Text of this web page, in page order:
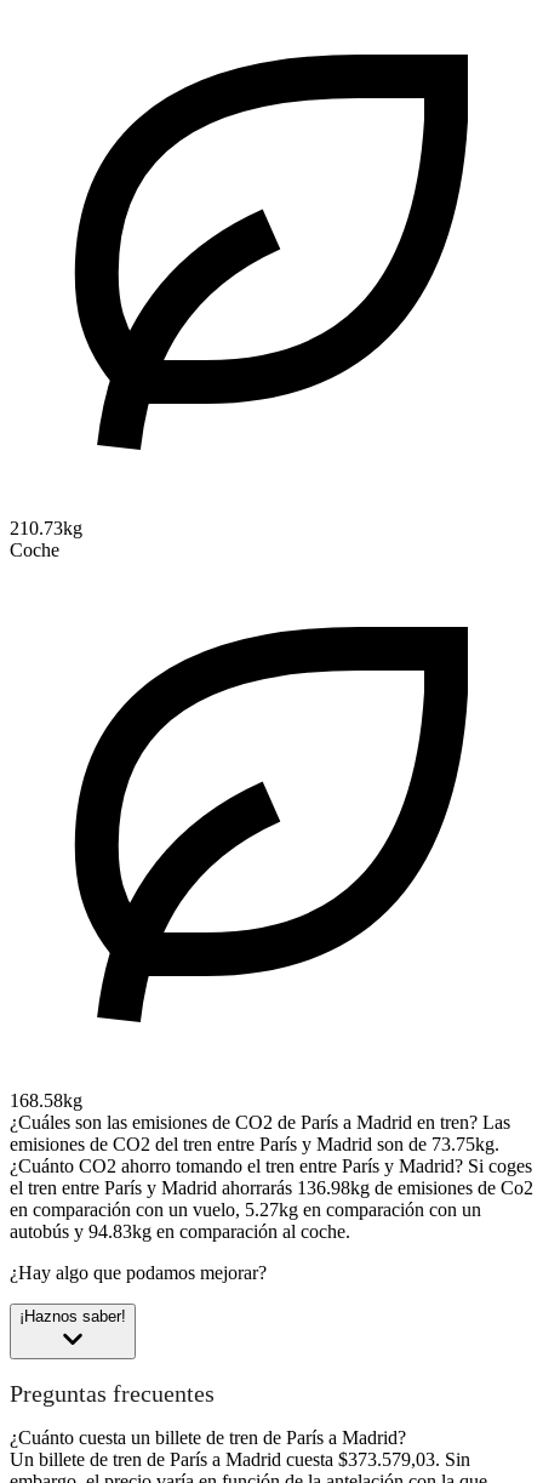
210.73kg
Coche
168.58kg
¿Cuáles son las emisiones de CO2 de París a Madrid en tren? Las
emisiones de CO2 del tren entre París y Madrid son de 73.75kg.
¿Cuánto CO2 ahorro tomando el tren entre París y Madrid? Si coges
el tren entre París y Madrid ahorrarás 136.98kg de emisiones de Co2
en comparación con un vuelo, 5.27kg en comparación con un
autobús y 94.83kg en comparación al coche.
¿Hay algo que podamos mejorar?
¡Haznos saber!
Preguntas frecuentes
¿Cuánto cuesta un billete de tren de París a Madrid?
Un billete de tren de París a Madrid cuesta $373.579,03. Sin